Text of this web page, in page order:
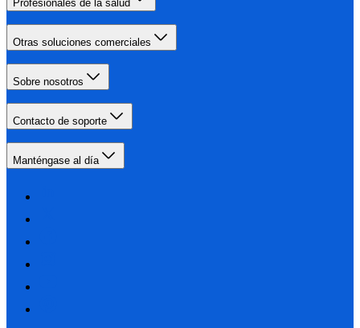
Profesionales de la salud
Otras soluciones comerciales
Sobre nosotros
Contacto de soporte
Manténgase al día